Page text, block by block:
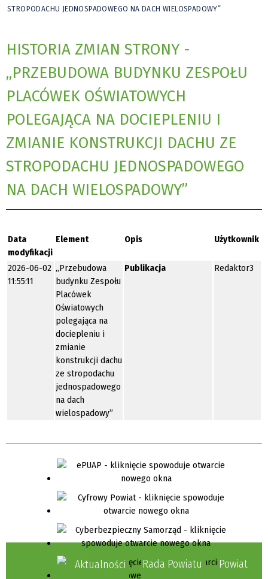
STROPODACHU JEDNOSPADOWEGO NA DACH WIELOSPADOWY”
HISTORIA ZMIAN STRONY -
„PRZEBUDOWA BUDYNKU ZESPOŁU
PLACÓWEK OŚWIATOWYCH
POLEGAJĄCA NA DOCIEPLENIU I
ZMIANIE KONSTRUKCJI DACHU ZE
STROPODACHU JEDNOSPADOWEGO
NA DACH WIELOSPADOWY”
Data
modyfikacji
Element Opis Użytkownik
2026-06-02
11:55:11
„Przebudowa
budynku Zespołu
Placówek
Oświatowych
polegająca na
dociepleniu i
zmianie
konstrukcji dachu
ze stropodachu
jednospadowego
na dach
wielospadowy”
Publikacja Redaktor3
Aktualności Rada Powiatu
Powiat